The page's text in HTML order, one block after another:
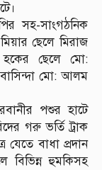
সহ-সাংগঠনিক
ছেলে মিরাজ
ছেলে মো:
মো: আলম
পশুর হাটে
গরু ভর্তি ট্রাক
যেতে বাধা প্রদান
বিভিন্ন হুমকিসহ